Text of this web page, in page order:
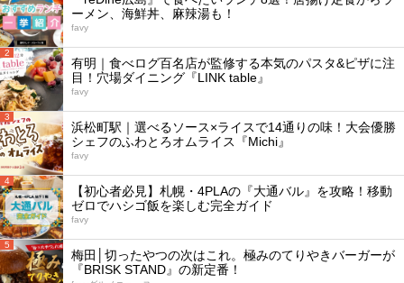
ーメン、海鮮丼、麻辣湯も！
favy
2
有明｜食べログ百名店が監修する本気のパスタ&ピザに注
目！穴場ダイニング『LINK table』
favy
3
浜松町駅｜選べるソース×ライスで14通りの味！大会優勝
シェフのふわとろオムライス『Michi』
favy
4
【初心者必見】札幌・4PLAの『大通バル』を攻略！移動
ゼロでハシゴ飯を楽しむ完全ガイド
favy
5
梅田│切ったやつの次はこれ。極みのてりやきバーガーが
『BRISK STAND』の新定番！